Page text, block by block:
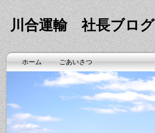
川合運輸 社長ブログ
ホーム ごあいさつ